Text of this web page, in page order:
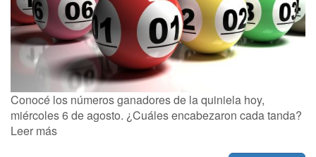
Conocé los números ganadores de la quiniela hoy,
miércoles 6 de agosto. ¿Cuáles encabezaron cada tanda?
Leer más